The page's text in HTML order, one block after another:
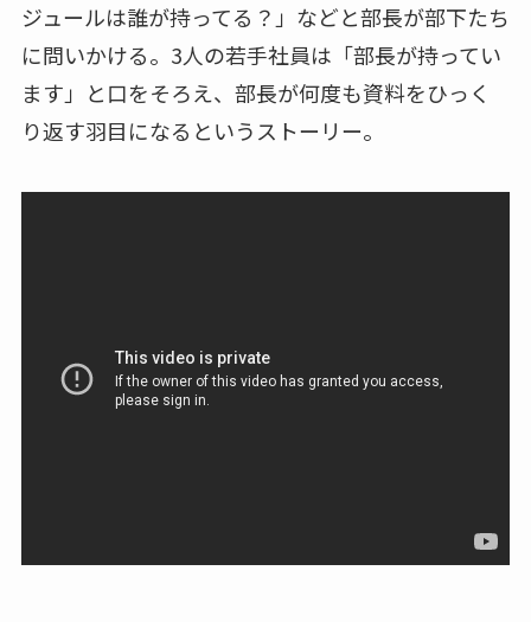
ジュールは誰が持ってる？」などと部長が部下たち
に問いかける。3人の若手社員は「部長が持ってい
ます」と口をそろえ、部長が何度も資料をひっく
り返す羽目になるというストーリー。